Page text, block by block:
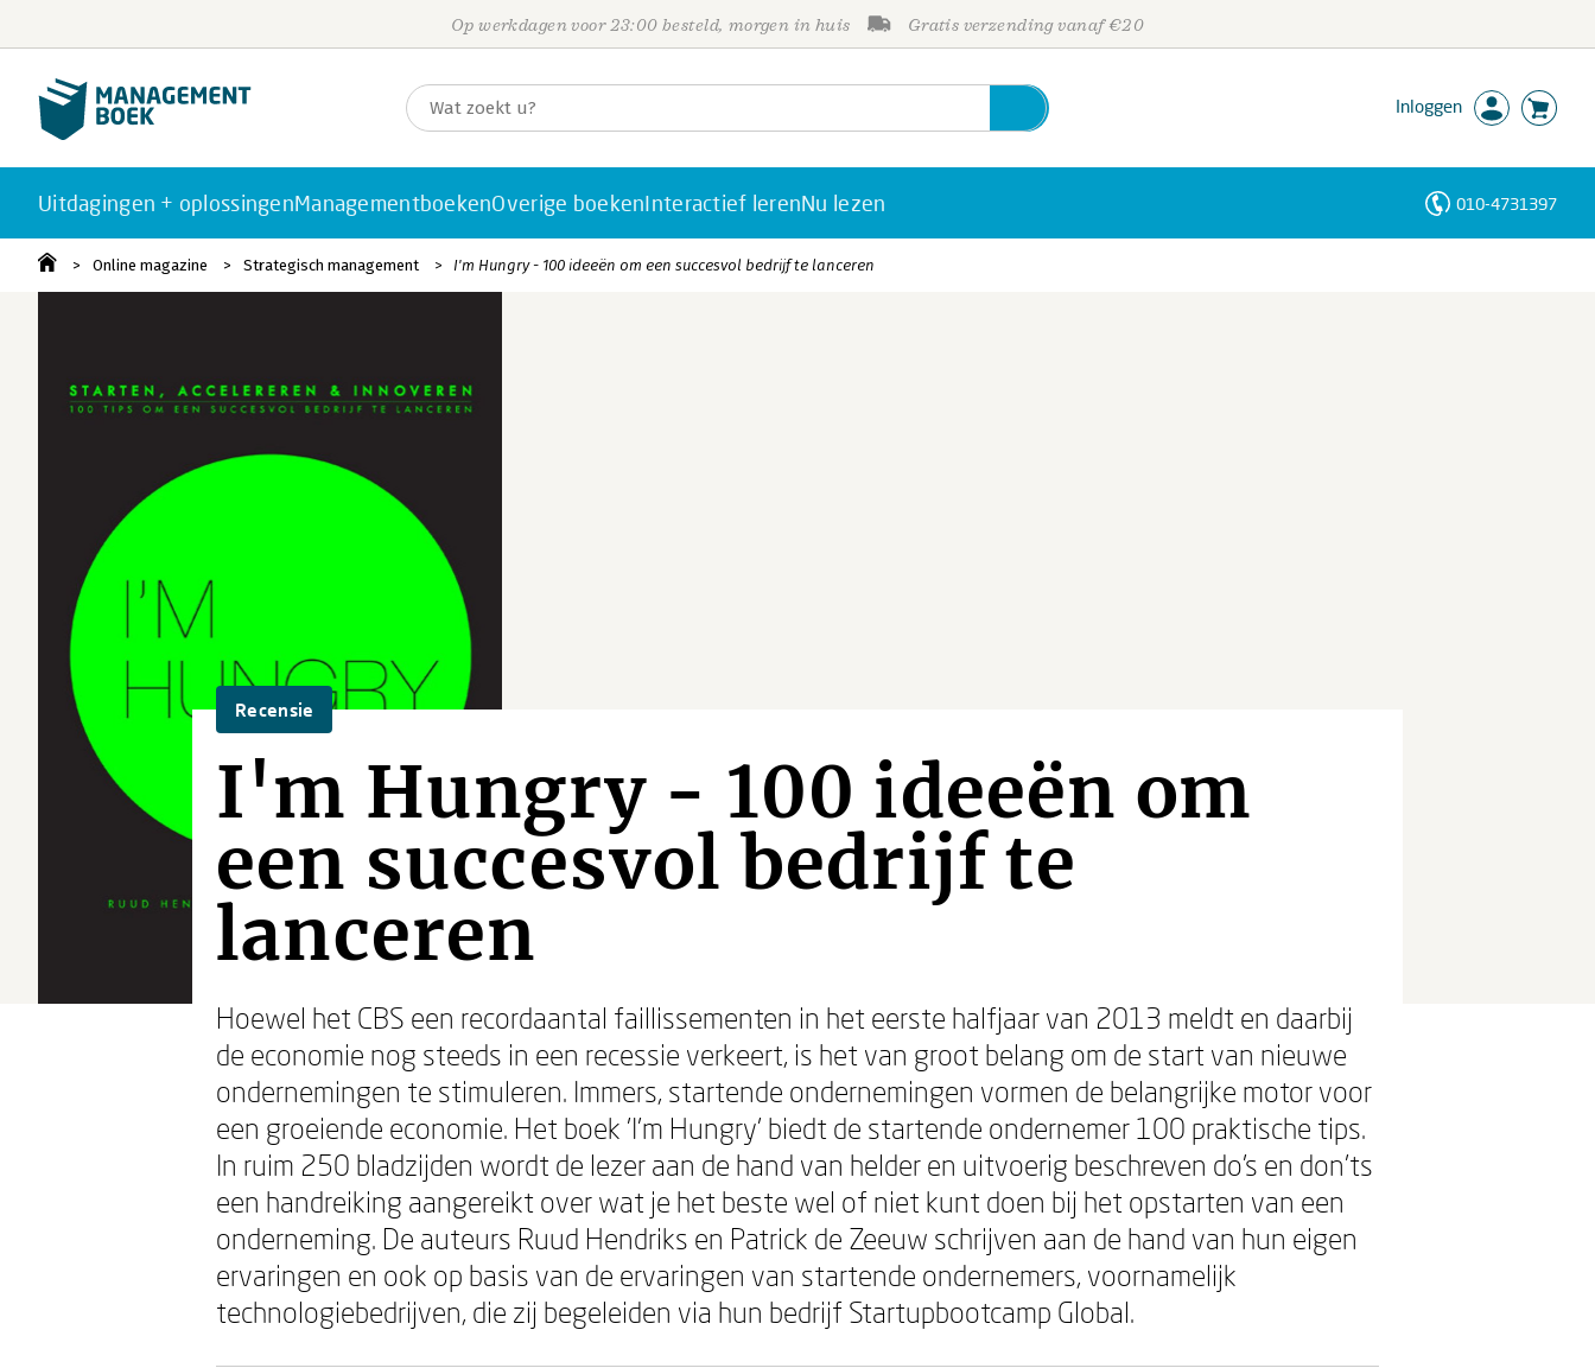
Op werkdagen voor 23:00 besteld, morgen in huis Gratis verzending vanaf €20
Inloggen
Uitdagingen + oplossingenManagementboekenOverige boekenInteractief lerenNu lezen 010-4731397
Online magazine Strategisch management I'm Hungry - 100 ideeën om een succesvol bedrijf te lanceren
Recensie
I'm Hungry - 100 ideeën om
een succesvol bedrijf te
lanceren
Hoewel het CBS een recordaantal faillissementen in het eerste halfjaar van 2013 meldt en daarbij
de economie nog steeds in een recessie verkeert, is het van groot belang om de start van nieuwe
ondernemingen te stimuleren. Immers, startende ondernemingen vormen de belangrijke motor voor
een groeiende economie. Het boek 'I'm Hungry' biedt de startende ondernemer 100 praktische tips.
In ruim 250 bladzijden wordt de lezer aan de hand van helder en uitvoerig beschreven do's en don'ts
een handreiking aangereikt over wat je het beste wel of niet kunt doen bij het opstarten van een
onderneming. De auteurs Ruud Hendriks en Patrick de Zeeuw schrijven aan de hand van hun eigen
ervaringen en ook op basis van de ervaringen van startende ondernemers, voornamelijk
technologiebedrijven, die zij begeleiden via hun bedrijf Startupbootcamp Global.
Personen